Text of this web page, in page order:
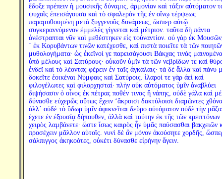
ἔδοξε πρέπειν ἡ μουσικῆς δύναμις, ἁρμονίαν καὶ τάξιν αὐτόματον
ψυχαῖς ἐπεισάγουσα καὶ τὸ σφαλερὸν τῆς ἐν οἴνῳ τέρψεως
παραμυθουμένη μετὰ ξυγγενοῦς δυνάμεως, ὥσπερ αὐτῷ
συγκεραννύμενον ἐμμελὲς γίγνεται καὶ μέτριον. ταῦτα δὴ πάντα
ἀνέστραπται νῦν καὶ μεθέστηκεν εἰς τοὐναντίον. οὐ γὰρ ἐκ
´ ἐκ Κορυβάντων τινῶν κατέχεσθε, καὶ πιστὰ ποιεῖτε τὰ τῶν
μυθολογήματα· ὡς ἐκεῖνοί γε παρεισάγουσι Βάκχας τινὰς
ὑπὸ μέλους καὶ Σατύρους· οὐκοῦν ὑμῖν τὰ τῶν νεβρίδων τε καὶ
ἐνδεῖ καὶ τὸ λέοντας φέρειν ἐν ταῖς ἀγκάλαις· τὰ δὲ ἄλλα καὶ πάνυ
δοκεῖτε ἐοικέναι Νύμφαις καὶ Σατύροις. ἱλαροί τε γὰρ ἀεὶ καὶ
φιλογέλωτες καὶ φιλορχησταί· πλὴν οὐκ αὐτόματος ὑμῖν ἀναβλύει
διψήσασιν ὁ οἶνος ἐκ πέτρας ποθέν τινος ἢ νάπης, οὐδὲ γάλα καὶ
δύνασθε εὐχερῶς οὕτως ἔχειν ‘ἄκροισι δακτύλοισι διαμῶντες
ἀλλ´ οὐδὲ τὸ ὕδωρ ὑμῖν ἀφικνεῖται δεῦρο αὐτόματον οὐδὲ τὴν
ἔχετε ἐν ἐξουσίᾳ δήπουθεν, ἀλλὰ καὶ ταύτην ἐκ τῆς τῶν κρειττόνων
χειρὸς λαμβάνετε· ὥστε ἴσως καιρὸς ἦν ὑμᾶς παύσασθαι βακχειῶν
προσέχειν μᾶλλον αὑτοῖς. νυνὶ δὲ ἂν μόνον ἀκούσητε χορδῆς,
σάλπιγγος ἀκηκοότες, οὐκέτι δύνασθε εἰρήνην ἄγειν.